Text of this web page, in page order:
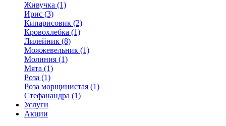
Живучка (1)
Ирис (3)
Кипарисовик (2)
Кровохлебка (1)
Лилейник (8)
Можжевельник (1)
Молиния (1)
Мята (1)
Роза (1)
Роза морщинистая (1)
Стефанандра (1)
Услуги
Акции